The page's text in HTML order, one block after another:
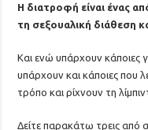
Η διατροφή είναι ένας
τη σεξουαλική διάθεση
Και ενώ υπάρχουν κάποιες
υπάρχουν και κάποιες που
τρόπο και ρίχνουν τη
Δείτε παρακάτω τρεις από